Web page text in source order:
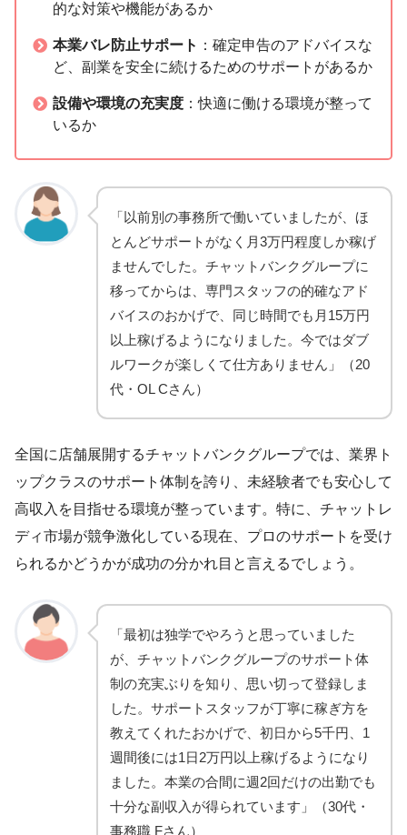
的な対策や機能があるか
本業バレ防止サポート ：確定申告のアドバイスな
ど、副業を安全に続けるためのサポートがあるか
設備や環境の充実度 ：快適に働ける環境が整って
いるか
「以前別の事務所で働いていましたが、ほ
とんどサポートがなく月3万円程度しか稼げ
ませんでした。チャットバンクグループに
移ってからは、専門スタッフの的確なアド
バイスのおかげで、同じ時間でも月15万円
以上稼げるようになりました。今ではダブ
ルワークが楽しくて仕方ありません」（20
代・OL Cさん）
全国に店舗展開するチャットバンクグループでは、業界ト
ップクラスのサポート体制を誇り、未経験者でも安心して
高収入を目指せる環境が整っています。特に、チャットレ
ディ市場が競争激化している現在、プロのサポートを受け
られるかどうかが成功の分かれ目と言えるでしょう。
「最初は独学でやろうと思っていました
が、チャットバンクグループのサポート体
制の充実ぶりを知り、思い切って登録しま
した。サポートスタッフが丁寧に稼ぎ方を
教えてくれたおかげで、初日から5千円、1
週間後には1日2万円以上稼げるようになり
ました。本業の合間に週2回だけの出勤でも
十分な副収入が得られています」（30代・
事務職 Fさん）